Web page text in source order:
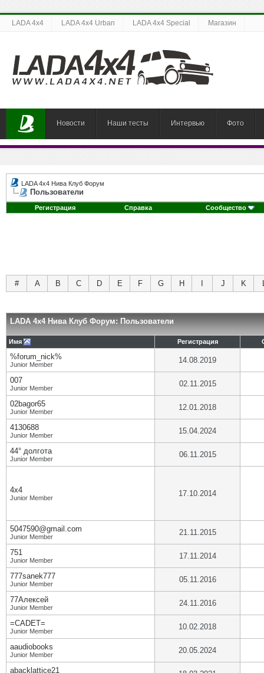
LADA 4x4 LADA 4x4 Urban LADA 4x4 Special Магазин
Новости Наши тесты Интервью Фото
LADA 4x4 Нива Клуб Форум
Пользователи
Регистрация Справка Сообщество
# A B C D E F G H J K
LADA 4x4 Нива Клуб Форум: Пользователи
Имя Регистрация
%forum_nick%
Junior Member 14.08.2019
007
Junior Member 02.11.2015
02bagor65
Junior Member 12.01.2018
4130688
Junior Member 15.04.2024
44° долгота
Junior Member 06.11.2015
4х4
Junior Member 17.10.2014
5047590@gmail.com
Junior Member 21.11.2015
751
Junior Member 17.11.2014
777sanek777
Junior Member 05.11.2016
77Алексей
Junior Member 24.11.2016
=CADET=
Junior Member 10.02.2018
aaudiobooks
Junior Member 20.05.2024
abacklattice21